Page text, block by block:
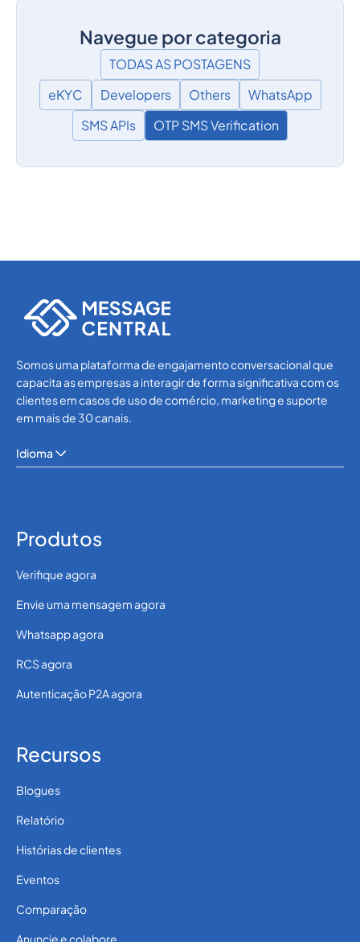
Navegue por categoria
TODAS AS POSTAGENS
eKYC
Developers Others
WhatsApp
SMS APIs
OTP SMS Verification
Somos uma plataforma de engajamento conversacional que
capacita as empresas a interagir de forma significativa com os
clientes em casos de uso de comércio, marketing e suporte
em mais de 30 canais.
Idioma
Produtos
Verifique agora
Envie uma mensagem agora
Whatsapp agora
RCS agora
Autenticação P2A agora
Recursos
Blogues
Relatório
Histórias de clientes
Eventos
Comparação
Anuncie e colabore